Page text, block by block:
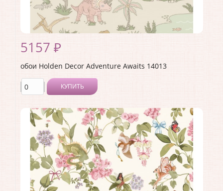
5157 ₽
обои Holden Decor Adventure Awaits 14013
КУПИТЬ
Производитель:Holden Decor
Коллекция:Adventure Awaits
Длина рулона:10.05 .
Ширина рулона:0.53 .
Материал покрытия:Виниловое
Страна: Великобритания
Материал основы:Флизелин
Раппорт:<>